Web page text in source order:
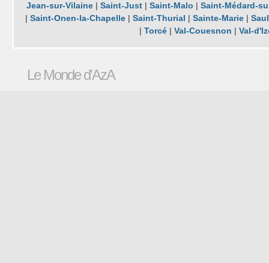
Jean-sur-Vilaine| Saint-Just| Saint-Malo | Saint-Médard-
| Saint-Onen-la-Chapelle| Saint-Thurial | Sainte-Marie|
|Torcé |Val-Couesnon |Val-
Le Monde d'AzA